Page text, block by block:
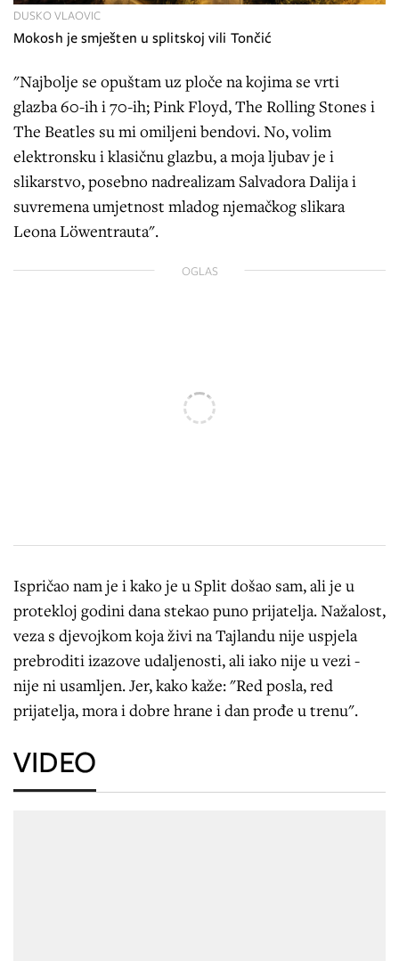
Mokosh je smješten u splitskoj vili Tončić
DUSKO VLAOVIC
"Najbolje se opuštam uz ploče na kojima se vrti
glazba 60-ih i 70-ih; Pink Floyd, The Rolling Stones i
The Beatles su mi omiljeni bendovi. No, volim
elektronsku i klasičnu glazbu, a moja ljubav je i
slikarstvo, posebno nadrealizam Salvadora Dalija i
suvremena umjetnost mladog njemačkog slikara
Leona Löwentrauta".
OGLAS
Ispričao nam je i kako je u Split došao sam, ali je u
protekloj godini dana stekao puno prijatelja. Nažalost,
veza s djevojkom koja živi na Tajlandu nije uspjela
prebroditi izazove udaljenosti, ali iako nije u vezi -
nije ni usamljen. Jer, kako kaže: "Red posla, red
prijatelja, mora i dobre hrane i dan prođe u trenu".
VIDEO